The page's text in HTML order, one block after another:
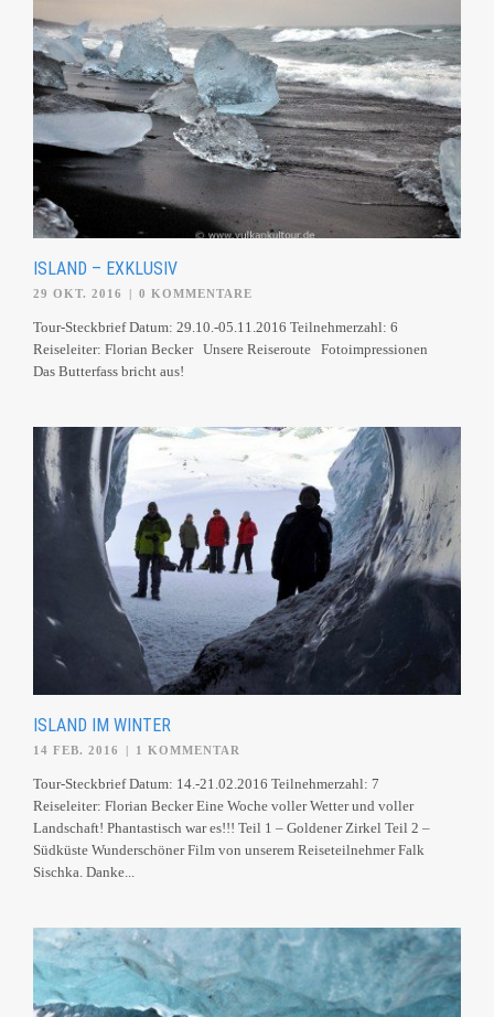
ISLAND – EXKLUSIV
29 OKT. 2016 0 KOMMENTARE
Tour-Steckbrief Datum: 29.10.-05.11.2016 Teilnehmerzahl: 6
Reiseleiter: Florian Becker Unsere Reiseroute Fotoimpressionen
Das Butterfass bricht aus!
ISLAND IM WINTER
14 FEB. 2016 | 1 KOMMENTAR
Tour-Steckbrief Datum: 14.-21.02.2016 Teilnehmerzahl: 7
Reiseleiter: Florian Becker Eine Woche voller Wetter und voller
Landschaft! Phantastisch war es!!! Teil 1 – Goldener Zirkel Teil 2 –
Südküste Wunderschöner Film von unserem Reiseteilnehmer Falk
Sischka. Danke...